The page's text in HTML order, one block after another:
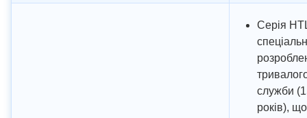
Серія
служби
років), що